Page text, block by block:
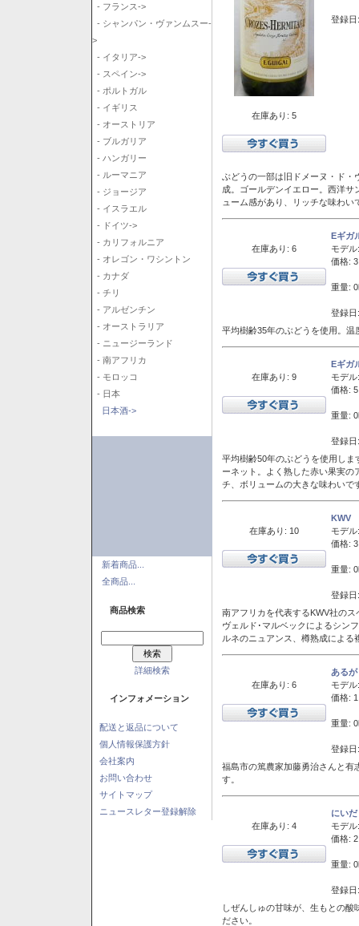
- フランス->
- シャンパン・ヴァンムスー-
>
- イタリア->
- スペイン->
- ポルトガル
- イギリス
- オーストリア
- ブルガリア
- ハンガリー
- ルーマニア
- ジョージア
- イスラエル
- ドイツ->
- カリフォルニア
- オレゴン・ワシントン
- カナダ
- チリ
- アルゼンチン
- オーストラリア
- ニュージーランド
- 南アフリカ
- モロッコ
- 日本
日本酒->
新着商品...
全商品...
商品検索
詳細検索
インフォメーション
配送と返品について
個人情報保護方針
会社案内
お問い合わせ
サイトマップ
ニュースレター登録解除
在庫あり: 5
登録
ぶどうの一部は旧ドメーヌ・ド・
成。ゴールデンイエロー。西洋
ューム感があり、リッチな味わい
在庫あり: 6
Eギガ
モデル:
価格:
重量:
登録
平均樹齢35年のぶどうを使用。
在庫あり: 9
Eギガ
モデル:
価格:
重量:
登録
平均樹齢50年のぶどうを使用し
ーネット。よく熟した赤い果実
チ、ボリュームの大きな味わいで
在庫あり: 10
KWV
モデル:
価格:
重量:
登録
南アフリカを代表するKWV社の
ヴェルド･マルベックによるシン
ルネのニュアンス、樽熟成によ
在庫あり: 6
ある
モデル:
価格:
重量:
登録
福島市の篤農家加藤勇治さんと有
す。
在庫あり: 4
にい
モデル:
価格:
重量:
登録
しぜんしゅの甘味が、生もとの
ださい。